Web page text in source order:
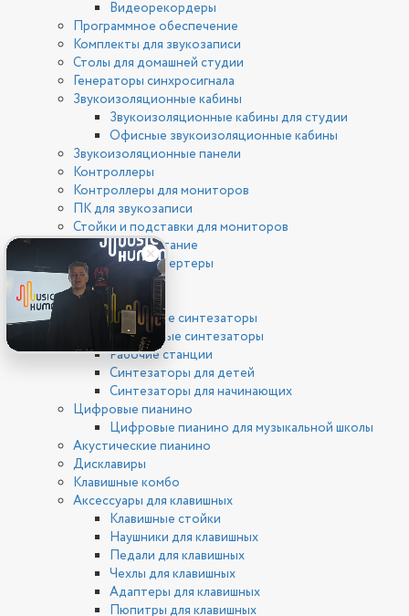
Видеорекордеры
Программное обеспечение
Комплекты для звукозаписи
Столы для домашней студии
Генераторы синхросигнала
Звукоизоляционные кабины
Звукоизоляционные кабины для студии
Офисные звукоизоляционные кабины
Звукоизоляционные панели
Контроллеры
Контроллеры для мониторов
ПК для звукозаписи
Стойки и подставки для мониторов
Фантомное питание
ЦАП/АЦП конвертеры
Клавишные
Синтезаторы
Цифровые синтезаторы
Аналоговые синтезаторы
Рабочие станции
Синтезаторы для детей
Синтезаторы для начинающих
Цифровые пианино
Цифровые пианино для музыкальной школы
Акустические пианино
Дисклавиры
Клавишные комбо
Аксессуары для клавишных
Клавишные стойки
Наушники для клавишных
Педали для клавишных
Чехлы для клавишных
Адаптеры для клавишных
Пюпитры для клавишных